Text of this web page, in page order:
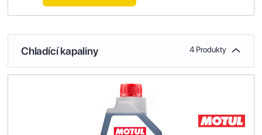
Chladící kapaliny 4 Produkty